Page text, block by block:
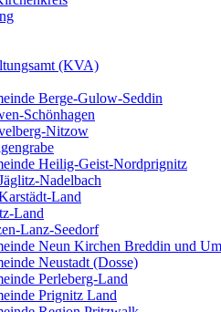
(KVA)
Berge-Gulow-Seddin
Schönhagen
Nitzow
Heilig-Geist-Nordprignitz
Nadelbach
Land
Land
Lanz-Seedorf
Neun Kirchen Breddin und
Neustadt (Dosse)
Perleberg-Land
Prignitz Land